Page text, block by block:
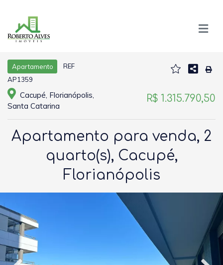
Apartamento
REF
AP1359
Cacupé, Florianópolis,
Santa Catarina
R$ 1.315.790,50
Apartamento para venda, 2
quarto(s), Cacupé,
Florianópolis